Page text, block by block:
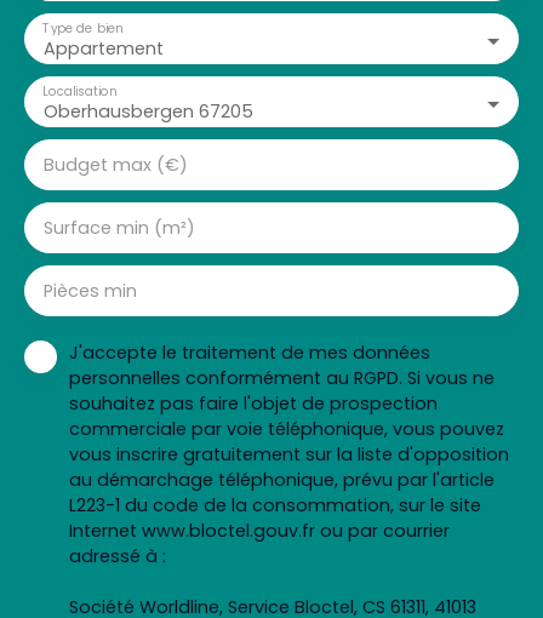
Appartement
Type de bien
Oberhausbergen 67205
Localisation
Budget max (€)
Surface min (m²)
Pièces min
J'accepte le traitement de mes données
personnelles conformément au RGPD. Si vous ne
souhaitez pas faire l'objet de prospection
commerciale par voie téléphonique, vous pouvez
vous inscrire gratuitement sur la liste d'opposition
au démarchage téléphonique, prévu par l'article
L223-1 du code de la consommation, sur le site
Internet www.bloctel.gouv.fr ou par courrier
adressé à :
Société Worldline, Service Bloctel, CS 61311, 41013